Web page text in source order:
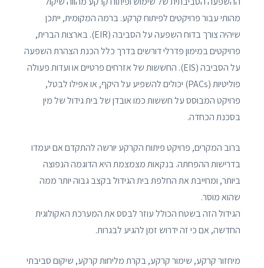
מהותי עבור פרויקטים לפיתוח קרקע. ברמה המקומית, ייתכן
שיהיה צורך בדוח השפעה על הסביבה (EIR). בארצות הברית,
פרויקטים במימון פדרלי דורשים בדרך כלל הכנת הצהרת השפעה
על הסביבה (EIS). החששות של אזרחים פרטיים או ועדות פעולה
פוליטיות (PACs) יכולים להשפיע על היקף, או אפילו לבטל,
פרויקט המבוסס על חששות כמו אובדן של בית גידול של מין
בסכנת הכחדה.
ברוב המקרים, פרויקט פיתוח הקרקע יורשה להתקדם אם יעמדו
בדרישות ההפחתה. בנקאות מצמצמת היא הדוגמה הנפוצה
ביותר, ומחייבת את החלפת בית הגידול בקצב גבוה יותר ממה
שהוא מוסר.
הגידול הזה בשטח הכולל עוזר לבסס את המערכת האקולוגית
החדשה, אם כי זה ידרוש זמן להגיע לבגרות.
מיחזור קרקע, שימור קרקע, בקרת מליחות קרקע, שיקום סביבתי